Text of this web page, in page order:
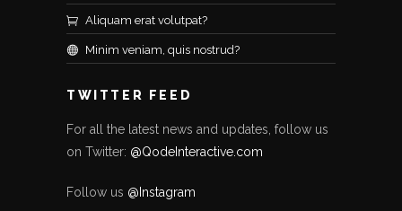
Aliquam erat volutpat?
Minim veniam, quis nostrud?
TWITTER FEED
For all the latest news and updates, follow us
on Twitter: @QodeInteractive.com
Follow us @Instagram